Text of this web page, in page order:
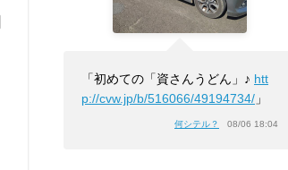
「初めての「資さんうどん」♪ htt
p://cvw.jp/b/516066/49194734/ 」
何シテル？ 08/06 18:04